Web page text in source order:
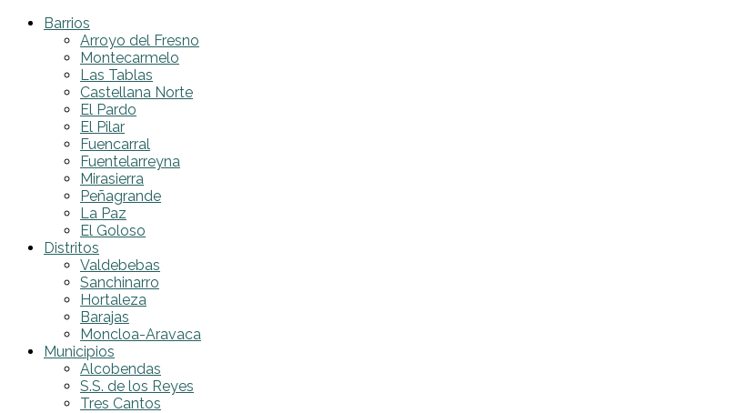
Barrios
Arroyo del Fresno
Montecarmelo
Las Tablas
Castellana Norte
El Pardo
El Pilar
Fuencarral
Fuentelarreyna
Mirasierra
Peñagrande
La Paz
El Goloso
Distritos
Valdebebas
Sanchinarro
Hortaleza
Barajas
Moncloa-Aravaca
Municipios
Alcobendas
S.S. de los Reyes
Tres Cantos